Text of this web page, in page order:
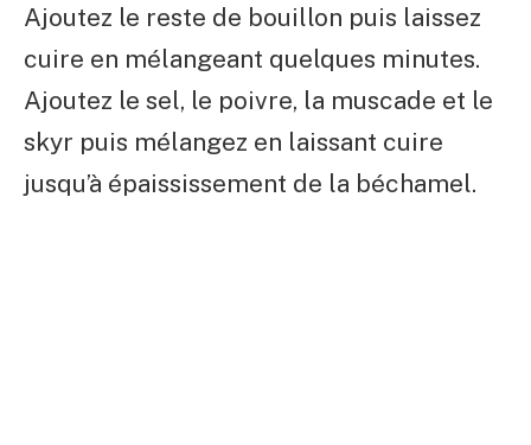
Ajoutez le reste de bouillon puis laissez
cuire en mélangeant quelques minutes.
Ajoutez le sel, le poivre, la muscade et le
skyr puis mélangez en laissant cuire
jusqu’à épaississement de la béchamel.